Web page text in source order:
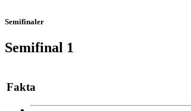
Semifinaler
Semifinal 1
Fakta